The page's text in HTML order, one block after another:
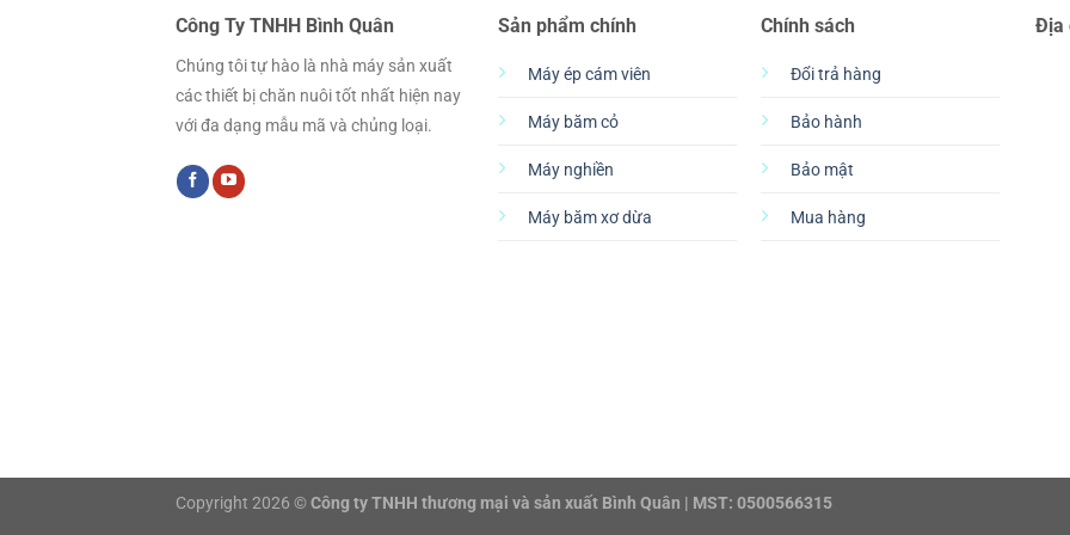
Công Ty TNHH Bình Quân
Chúng tôi tự hào là nhà máy sản xuất
các thiết bị chăn nuôi tốt nhất hiện nay
với đa dạng mẫu mã và chủng loại.
Sản phẩm chính
Máy ép cám viên
Máy băm cỏ
Máy nghiền
Máy băm xơ dừa
Chính sách
Đổi trả hàng
Bảo hành
Bảo mật
Mua hàng
Địa
Copyright 2026 © Công ty TNHH thương mại và sản xuất Bình Quân | MST: 0500566315